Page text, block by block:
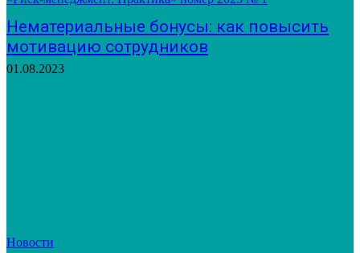
Нематериальные бонусы: как повысить
мотивацию сотрудников
01.08.2023
Новости